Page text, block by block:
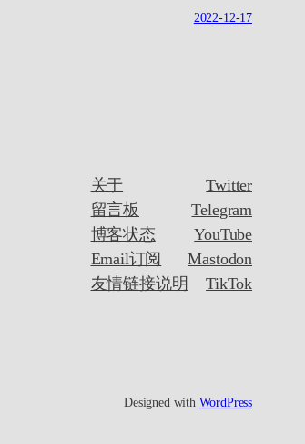
2022-12-17
关于
留言板
博客状态
Email订阅
友情链接说明
Twitter
Telegram
YouTube
Mastodon
TikTok
Designed with WordPress